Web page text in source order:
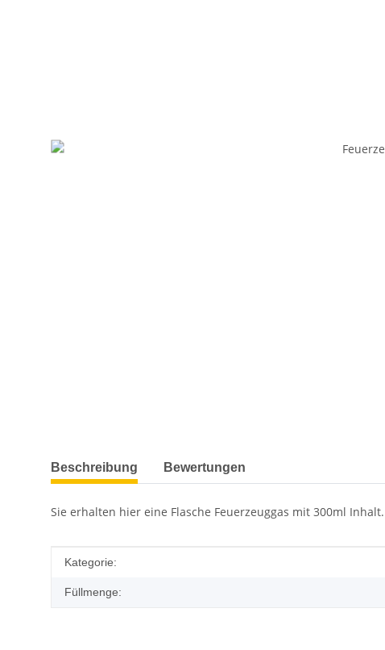
weitere Registerkarten anzeigen
Beschreibung Bewertungen
Sie erhalten hier eine Flasche Feuerzeuggas mit 300ml Inhalt.
Produkteigenschaft
Wert
Kategorie:
Füllmenge: